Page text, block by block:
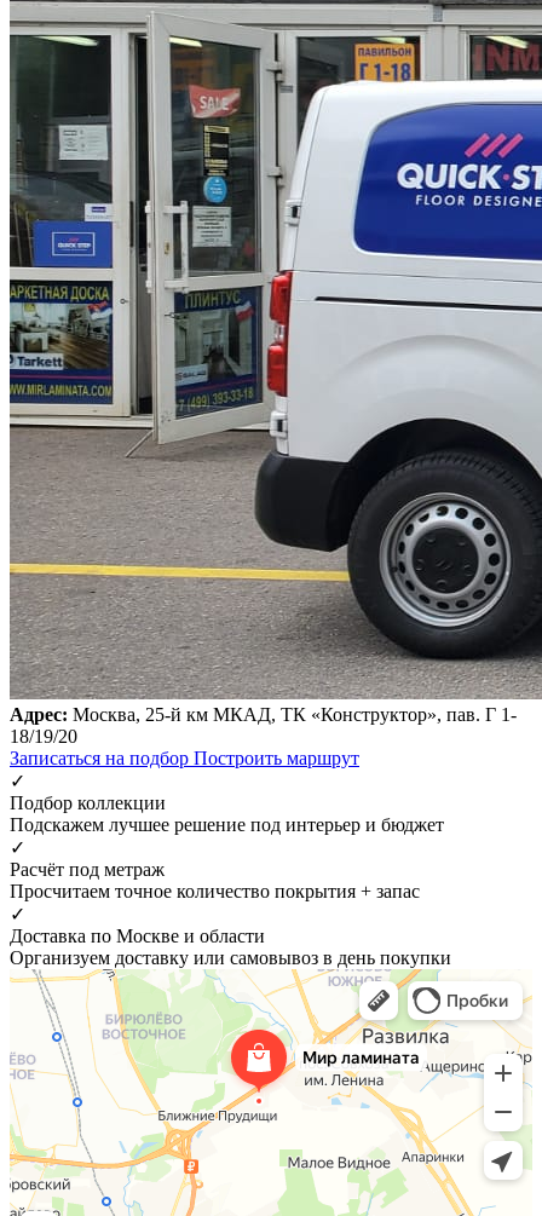
Адрес: Москва, 25-й км МКАД, ТК «Конструктор», пав. Г 1-
18/19/20
Записаться на подбор Построить маршрут
✓
Подбор коллекции
Подскажем лучшее решение под интерьер и бюджет
✓
Расчёт под метраж
Просчитаем точное количество покрытия + запас
✓
Доставка по Москве и области
Организуем доставку или самовывоз в день покупки